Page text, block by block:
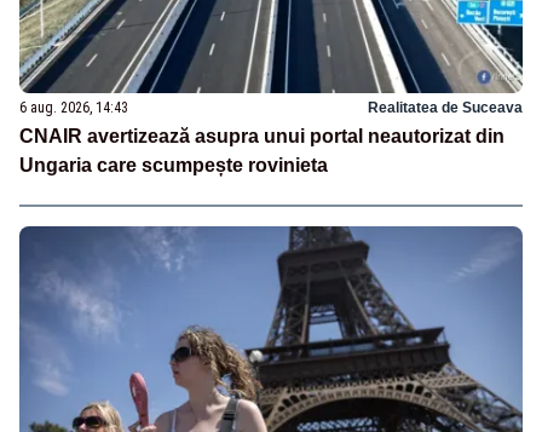
6 aug. 2026, 14:43 Realitatea de Suceava
CNAIR avertizează asupra unui portal neautorizat din
Ungaria care scumpește rovinieta